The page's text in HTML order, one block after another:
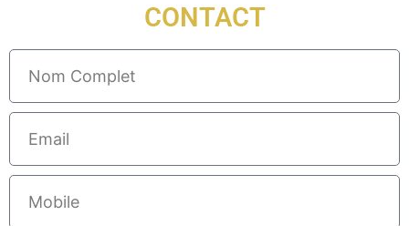
CONTACT